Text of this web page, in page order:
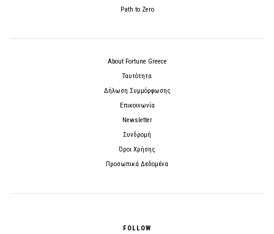
Path to Zero
About Fortune Greece
Ταυτότητα
Δήλωση Συμμόρφωσης
Επικοινωνία
Newsletter
Συνδρομή
Όροι Χρήσης
Προσωπικά Δεδομένα
FOLLOW